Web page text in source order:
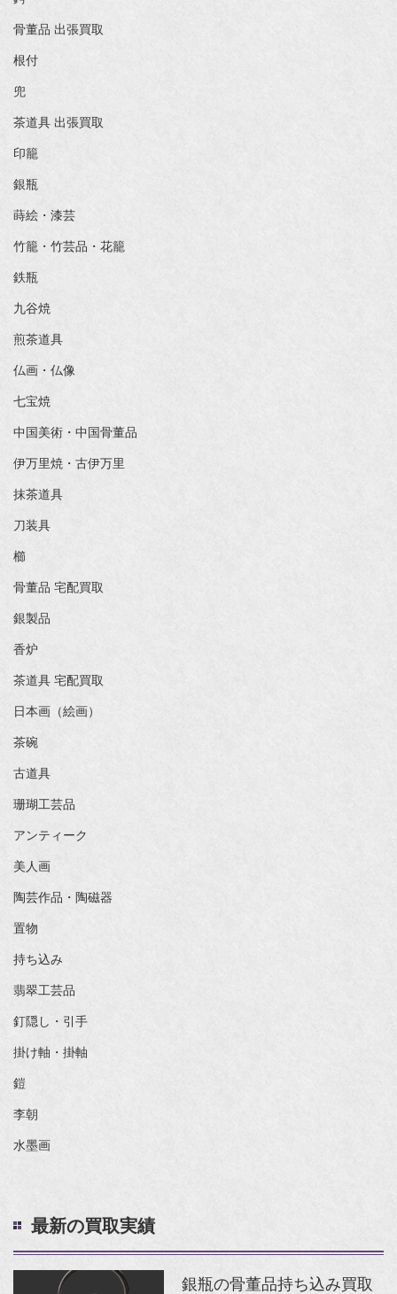
骨董品 出張買取
根付
兜
茶道具 出張買取
印籠
銀瓶
蒔絵・漆芸
竹籠・竹芸品・花籠
鉄瓶
九谷焼
煎茶道具
仏画・仏像
七宝焼
中国美術・中国骨董品
伊万里焼・古伊万里
抹茶道具
刀装具
櫛
骨董品 宅配買取
銀製品
香炉
茶道具 宅配買取
日本画（絵画）
茶碗
古道具
珊瑚工芸品
アンティーク
美人画
陶芸作品・陶磁器
置物
持ち込み
翡翠工芸品
釘隠し・引手
掛け軸・掛軸
鎧
李朝
水墨画
最新の買取実績
銀瓶の骨董品持ち込み買取